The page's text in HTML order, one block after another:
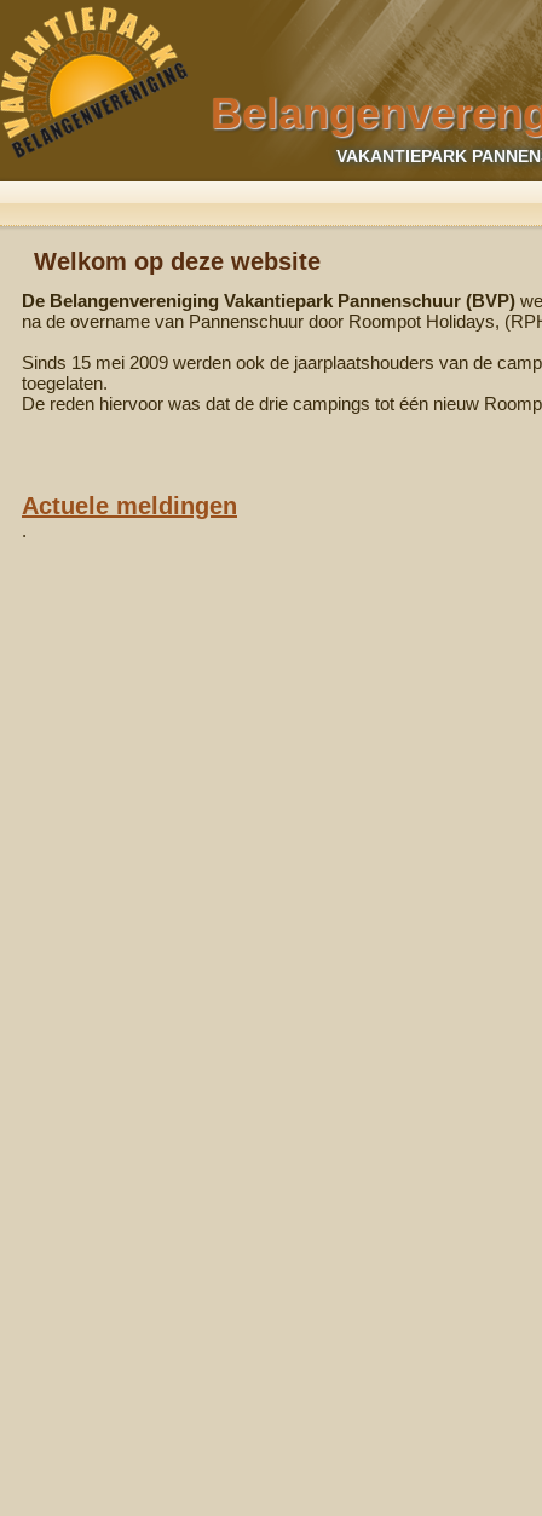
VAKANTIEPARK
Welkom op deze website
De Belangenvereniging Vakantiepark Pannenschuur (BVP)
na de overname van Pannenschuur door Roompot Holidays,
Sinds 15 mei 2009 werden ook de jaarplaatshouders van de
toegelaten.
De reden hiervoor was dat de drie campings tot één nieuw
Actuele meldingen
.